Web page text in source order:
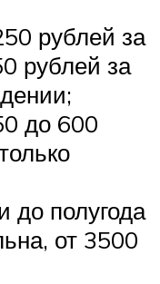
рублей за
рублей за
до 600
до полугода
от 3500